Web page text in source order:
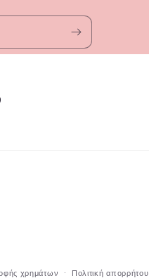
χρημάτων Πολιτική απορρήτου